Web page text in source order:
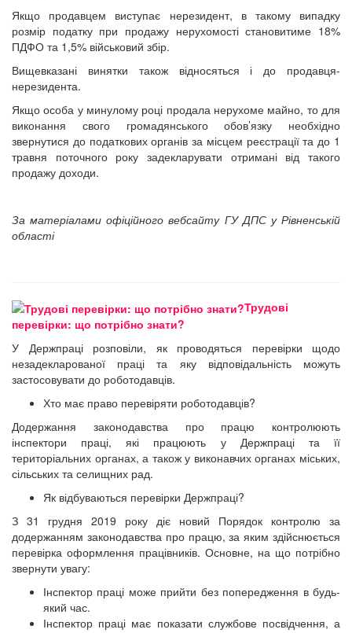
Якщо продавцем виступає нерезидент, в такому випадку
розмір податку при продажу нерухомості становитиме 18%
ПДФО та 1,5% військовий збір.
Вищевказані винятки також відносяться і до продавця-
нерезидента.
Якщо особа у минулому році продала нерухоме майно, то для
виконання свого громадянського обов’язку необхідно
звернутися до податкових органів за місцем реєстрації та до 1
травня поточного року задекларувати отримані від такого
продажу доходи.
За матеріалами офіційного вебсайту ГУ ДПС у Рівненській
області
Трудові
перевірки: що потрібно знати?
У Держпраці розповіли, як проводяться перевірки щодо
незадекларованої праці та яку відповідальність можуть
застосовувати до роботодавців.
Хто має право перевіряти роботодавців?
Додержання законодавства про працю контролюють
інспектори праці, які працюють у Держпраці та її
територіальних органах, а також у виконавчих органах міських,
сільських та селищних рад.
Як відбуваються перевірки Держпраці?
З 31 грудня 2019 року діє новий Порядок контролю за
додержанням законодавства про працю, за яким здійснюється
перевірка оформлення працівників. Основне, на що потрібно
звернути увагу:
Інспектор праці може прийти без попередження в будь-
який час.
Інспектор праці має показати службове посвідчення, а